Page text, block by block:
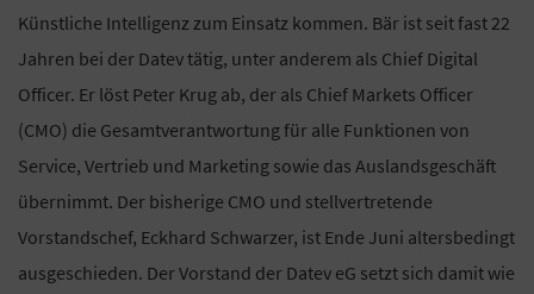
Künstliche Intelligenz zum Einsatz kommen. Bär ist seit fast 22
Jahren bei der Datev tätig, unter anderem als Chief Digital
Officer. Er löst Peter Krug ab, der als Chief Markets Officer
(CMO) die Gesamtverantwortung für alle Funktionen von
Service, Vertrieb und Marketing sowie das Auslandsgeschäft
übernimmt. Der bisherige CMO und stellvertretende
Vorstandschef, Eckhard Schwarzer, ist Ende Juni altersbedingt
ausgeschieden. Der Vorstand der Datev eG setzt sich damit wie